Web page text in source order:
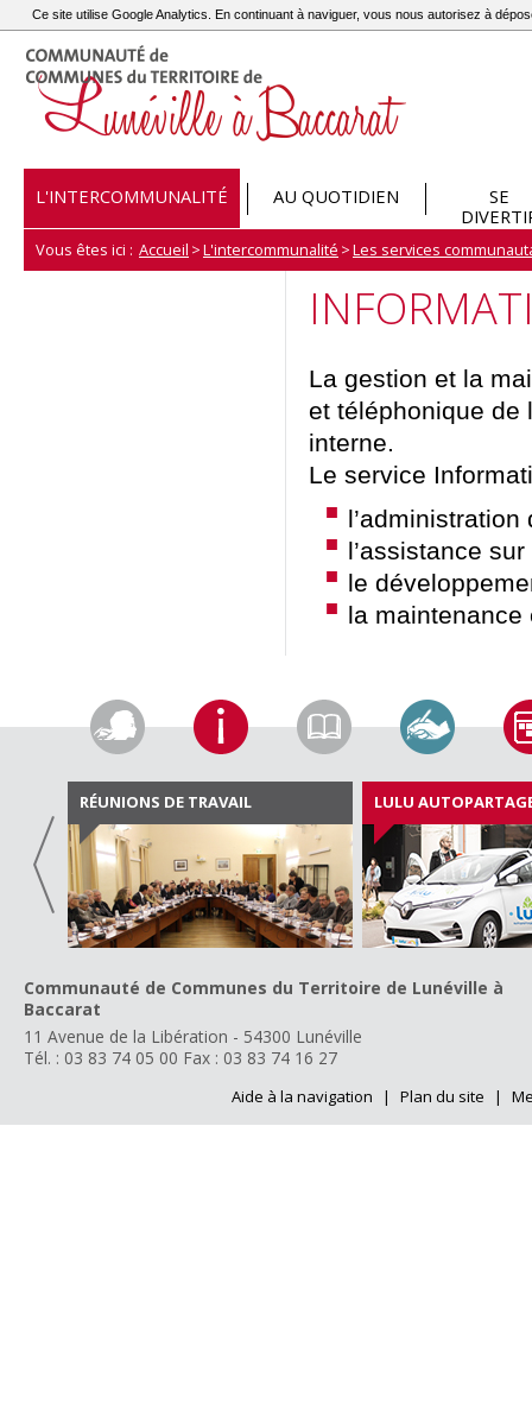
Ce site utilise Google Analytics. En continuant à naviguer, vous nous autorisez à
Vous êtes ici : Accueil >L'intercommunalité >Les services
L'INTERCOMMUNALITÉ AU QUOTIDIEN
SE
La gestion et la
et téléphonique de
interne.
Le service
l’assistance
le
la
RÉUNIONS DE TRAVAIL LULU
Communauté de Communes du Territoire de Lunéville à
Baccarat
11 Avenue de la Libération - 54300 Lunéville
Tél. : 03 83 74 05 00 Fax : 03 83 74 16 27
Aide à la navigation | Plan du site |